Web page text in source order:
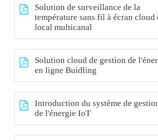
Solution de surveillance de la
température sans fil à écran cloud
local multicanal
Solution cloud de gestion de
en ligne Buidling
Introduction du système de
de l'énergie IoT